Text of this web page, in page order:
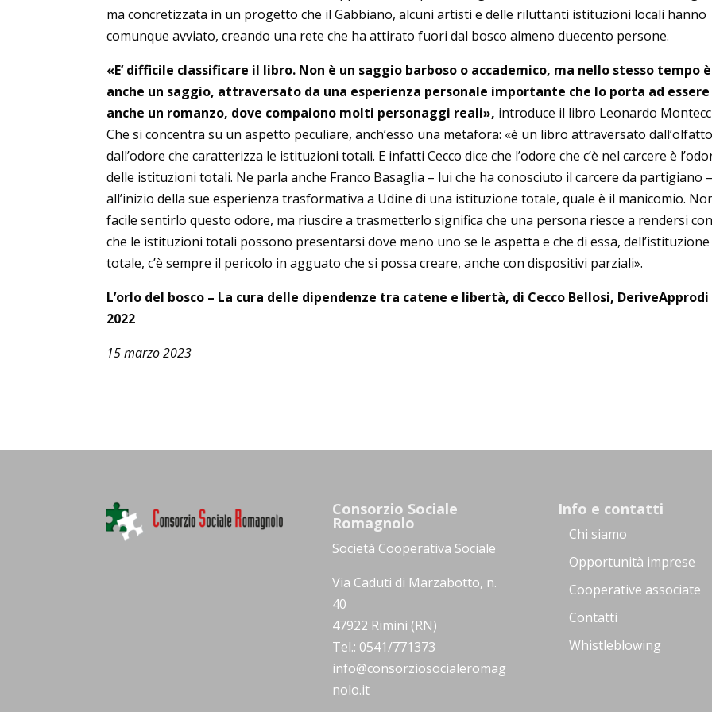
ma concretizzata in un progetto che il Gabbiano, alcuni artisti e delle riluttanti istituzioni locali hanno
comunque avviato, creando una rete che ha attirato fuori dal bosco almeno duecento persone.
«E’ difficile classificare il libro. Non è un saggio barboso o accademico, ma nello stesso tempo è
anche un saggio, attraversato da una esperienza personale importante che lo porta ad essere
anche un romanzo, dove compaiono molti personaggi reali», introduce il libro Leonardo
Che si concentra su un aspetto peculiare, anch’esso una metafora: «è un libro attraversato
dall’odore che caratterizza le istituzioni totali. E infatti Cecco dice che l’odore che c’è nel carcere è
delle istituzioni totali. Ne parla anche Franco Basaglia – lui che ha conosciuto il carcere da partigiano –
all’inizio della sue esperienza trasformativa a Udine di una istituzione totale, quale è il manicomio.
facile sentirlo questo odore, ma riuscire a trasmetterlo significa che una persona riesce a rendersi
che le istituzioni totali possono presentarsi dove meno uno se le aspetta e che di essa, dell’istituzione
totale, c’è sempre il pericolo in agguato che si possa creare, anche con dispositivi parziali».
L’orlo del bosco – La cura delle dipendenze tra catene e libertà, di Cecco Bellosi, DeriveApprodi
2022
15 marzo 2023
Consorzio Sociale
Romagnolo
Società Cooperativa Sociale
Via Caduti di Marzabotto, n.
40
47922 Rimini (RN)
Tel.: 0541/771373
info@consorziosocialeromag
nolo.it
Info e contatti
Chi siamo
Opportunità imprese
Cooperative associate
Contatti
Whistleblowing